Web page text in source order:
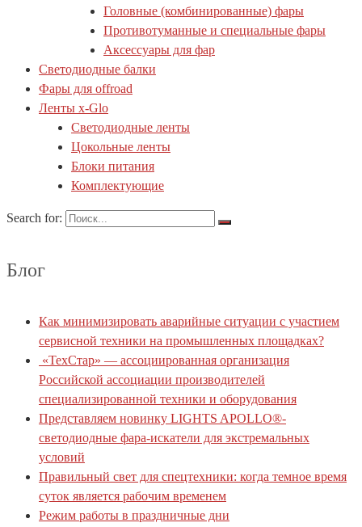
Головные (комбинированные) фары
Противотуманные и специальные фары
Аксессуары для фар
Светодиодные балки
Фары для offroad
Ленты x-Glo
Светодиодные ленты
Цокольные ленты
Блоки питания
Комплектующие
Search for:
Блог
Как минимизировать аварийные ситуации с участием
сервисной техники на промышленных площадках?
«ТехСтар» — ассоциированная организация
Российской ассоциации производителей
специализированной техники и оборудования
Представляем новинку LIGHTS APOLLO®-
светодиодные фара-искатели для экстремальных
условий
Правильный свет для спецтехники: когда темное время
суток является рабочим временем
Режим работы в праздничные дни